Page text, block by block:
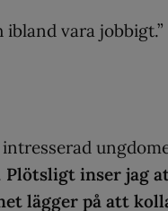
vara jobbigt.”
Plötsligt inser jag
lägger på att